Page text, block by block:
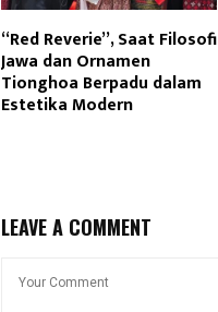
“Red Reverie”, Saat Filosofi
Jawa dan Ornamen
Tionghoa Berpadu dalam
Estetika Modern
LEAVE A COMMENT